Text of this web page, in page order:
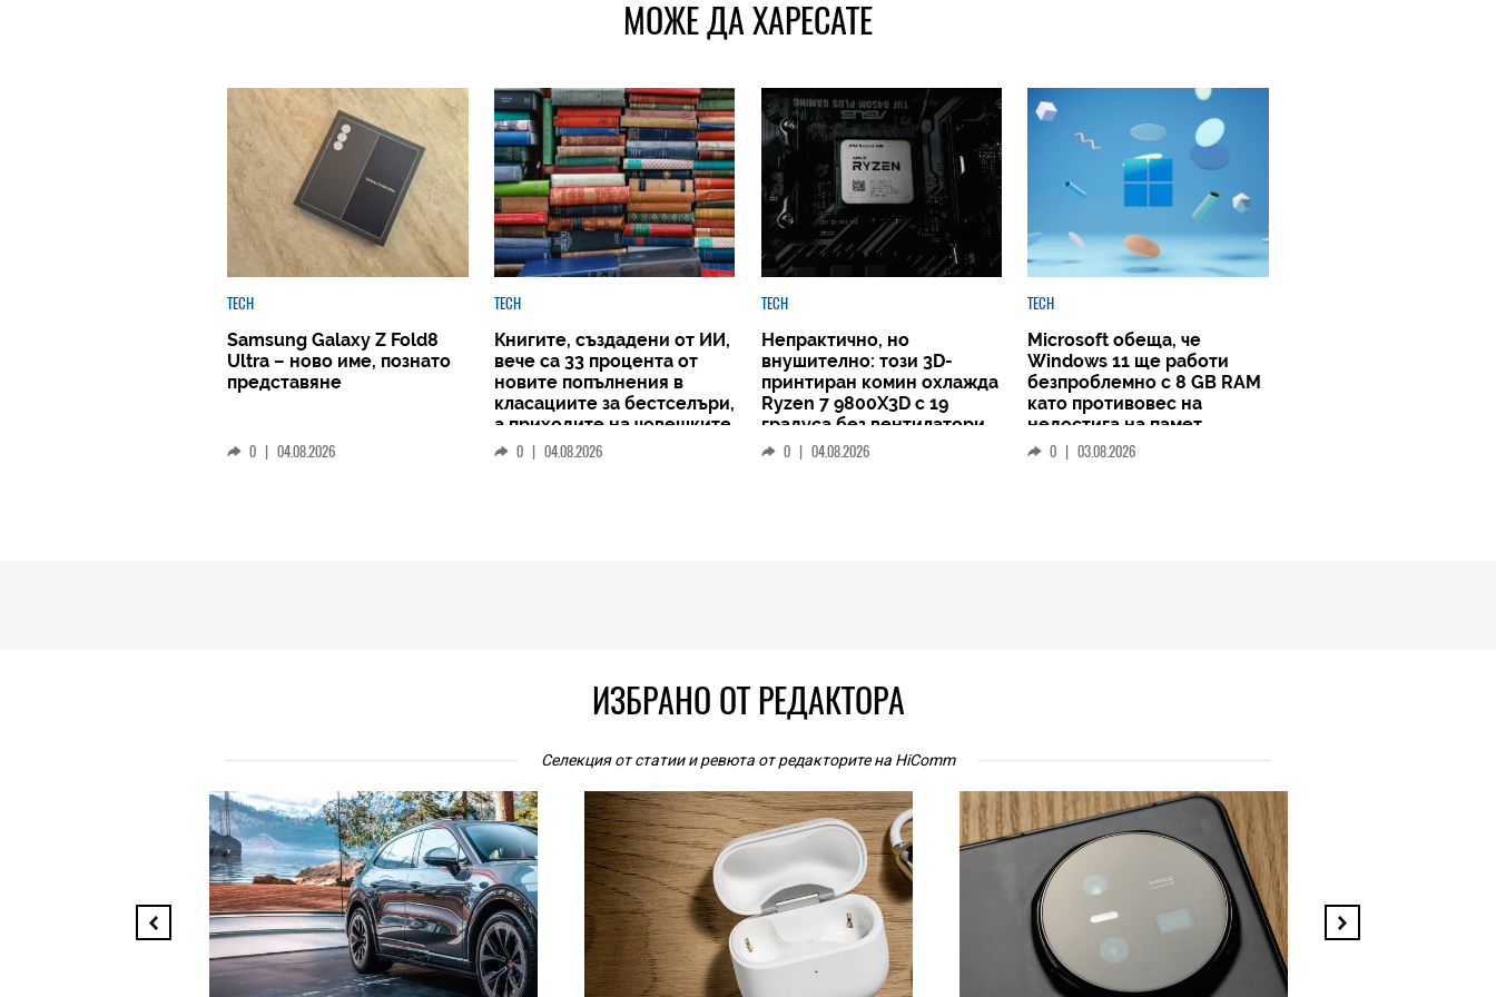
МОЖЕ ДА ХАРЕСАТЕ
TECH
Samsung Galaxy Z Fold8
Ultra – ново име, познато
представяне
0 | 04.08.2026
TECH
Книгите, създадени от ИИ,
вече са 33 процента от
новите попълнения в
класациите за бестселъри,
а приходите на човешките
автори намаляват
0 | 04.08.2026
TECH
Непрактично, но
внушително: този 3D-
принтиран комин охлажда
Ryzen 7 9800X3D с 19
градуса без вентилатори
0 | 04.08.2026
TECH
Microsoft обеща, че
Windows 11 ще работи
безпроблемно с 8 GB RAM
като противовес на
недостига на памет
0 | 03.08.2026
ИЗБРАНО ОТ РЕДАКТОРА
Селекция от статии и ревюта от редакторите на HiComm